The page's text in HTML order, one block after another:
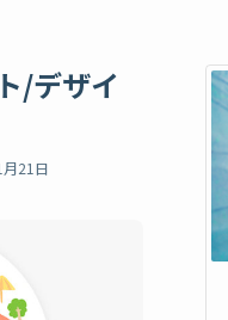
/デザイ
21日